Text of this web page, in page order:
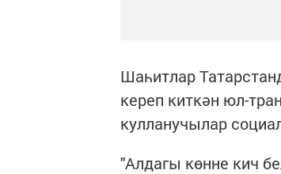
Шаһитлар
кереп киткән юл-
кулланучылар
"Алдагы көнне кич